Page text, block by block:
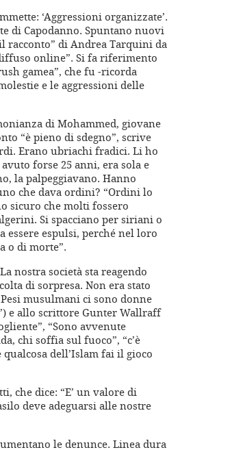
‘Aggressioni organizzate’.
di Capodanno. Spuntano nuovi
racconto” di Andrea Tarquini da
online”. Si fa riferimento
gamea”, che fu -ricorda
e le aggressioni delle
di Mohammed, giovane
“è pieno di sdegno”, scrive
Erano ubriachi fradici. Li ho
forse 25 anni, era sola e
la palpeggiavano. Hanno
che dava ordini? “Ordini lo
sicuro che molti fossero
Si spacciano per siriani o
espulsi, perché nel loro
o di morte”.
nostra società sta reagendo
di sorpresa. Non era stato
musulmani ci sono donne
e allo scrittore Gunter Wallraff
“Sono avvenute
chi soffia sul fuoco”, “c’è
dell’Islam fai il gioco
che dice: “E’ un valore di
deve adeguarsi alle nostre
le denunce. Linea dura